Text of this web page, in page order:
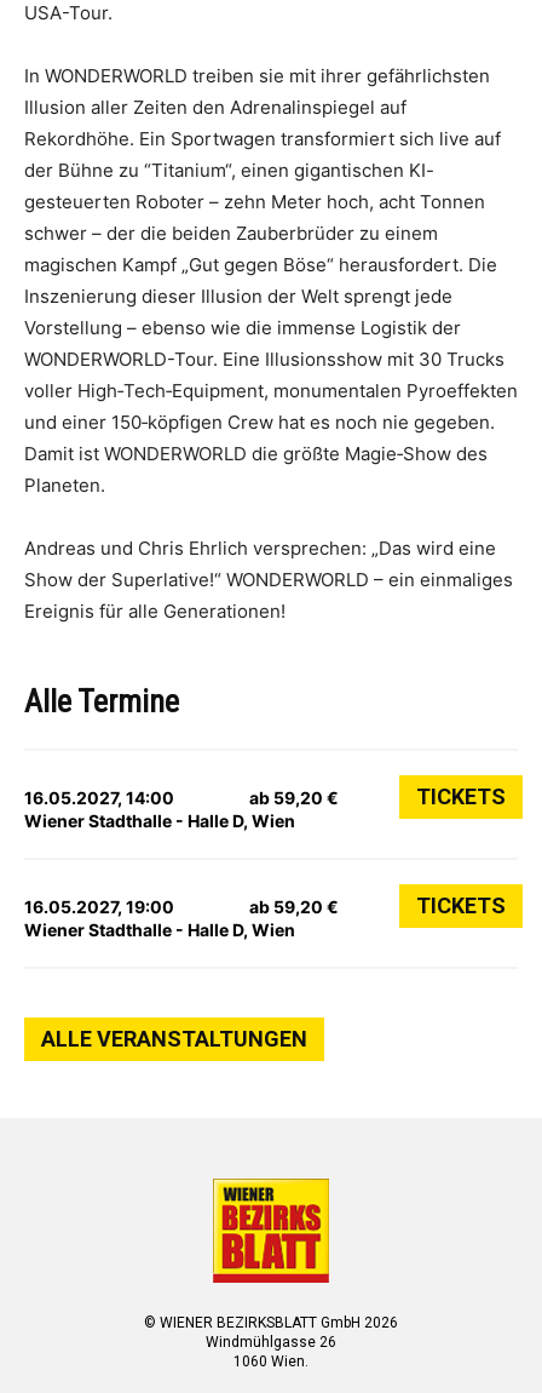
USA-Tour.
In WONDERWORLD treiben sie mit ihrer gefährlichsten
Illusion aller Zeiten den Adrenalinspiegel auf
Rekordhöhe. Ein Sportwagen transformiert sich live auf
der Bühne zu “Titanium“, einen gigantischen KI-
gesteuerten Roboter – zehn Meter hoch, acht Tonnen
schwer – der die beiden Zauberbrüder zu einem
magischen Kampf „Gut gegen Böse“ herausfordert. Die
Inszenierung dieser Illusion der Welt sprengt jede
Vorstellung – ebenso wie die immense Logistik der
WONDERWORLD-Tour. Eine Illusionsshow mit 30 Trucks
voller High‑Tech‑Equipment, monumentalen Pyroeffekten
und einer 150‑köpfigen Crew hat es noch nie gegeben.
Damit ist WONDERWORLD die größte Magie‑Show des
Planeten.
Andreas und Chris Ehrlich versprechen: „Das wird eine
Show der Superlative!“ WONDERWORLD – ein einmaliges
Ereignis für alle Generationen!
Alle Termine
16.05.2027, 14:00
Wiener Stadthalle - Halle D, Wien
ab 59,20 € TICKETS
16.05.2027, 19:00
Wiener Stadthalle - Halle D, Wien
ab 59,20 € TICKETS
ALLE VERANSTALTUNGEN
© WIENER BEZIRKSBLATT GmbH 2026
Windmühlgasse 26
1060 Wien.